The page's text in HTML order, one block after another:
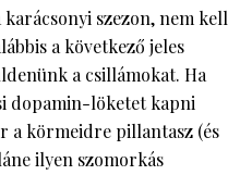
szezon, nem kell
a következő jeles
a csillámokat. Ha
dopamin-löketet kapni
a körmeidre pillantasz (és
ilyen szomorkás